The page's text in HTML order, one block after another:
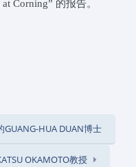
Corning” 的报告。
GUANG-HUA DUAN博士
OKAMOTO教授